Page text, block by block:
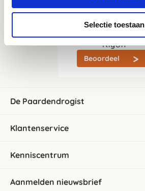
Selectie toestaan
Kiyoh
Beoordeel
De Paardendrogist
Klantenservice
Kenniscentrum
Aanmelden nieuwsbrief